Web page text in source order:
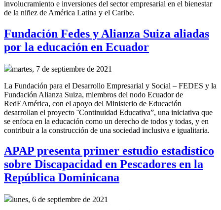
involucramiento e inversiones del sector empresarial en el bienestar
de la niñez de América Latina y el Caribe.
Fundación Fedes y Alianza Suiza aliadas
por la educación en Ecuador
martes, 7 de septiembre de 2021
La Fundación para el Desarrollo Empresarial y Social – FEDES y la
Fundación Alianza Suiza, miembros del nodo Ecuador de
RedEAmérica, con el apoyo del Ministerio de Educación
desarrollan el proyecto ¨Continuidad Educativa”, una iniciativa que
se enfoca en la educación como un derecho de todos y todas, y en
contribuir a la construcción de una sociedad inclusiva e igualitaria.
APAP presenta primer estudio estadístico
sobre Discapacidad en Pescadores en la
República Dominicana
lunes, 6 de septiembre de 2021